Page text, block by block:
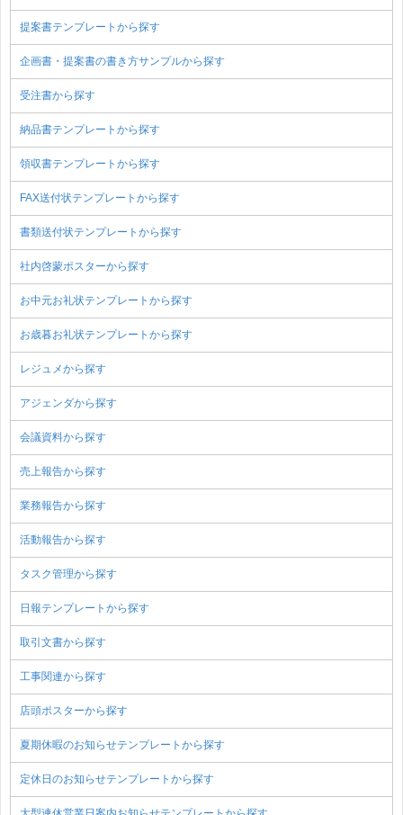
提案書テンプレートから探す
企画書・提案書の書き方サンプルから探す
受注書から探す
納品書テンプレートから探す
領収書テンプレートから探す
FAX送付状テンプレートから探す
書類送付状テンプレートから探す
社内啓蒙ポスターから探す
お中元お礼状テンプレートから探す
お歳暮お礼状テンプレートから探す
レジュメから探す
アジェンダから探す
会議資料から探す
売上報告から探す
業務報告から探す
活動報告から探す
タスク管理から探す
日報テンプレートから探す
取引文書から探す
工事関連から探す
店頭ポスターから探す
夏期休暇のお知らせテンプレートから探す
定休日のお知らせテンプレートから探す